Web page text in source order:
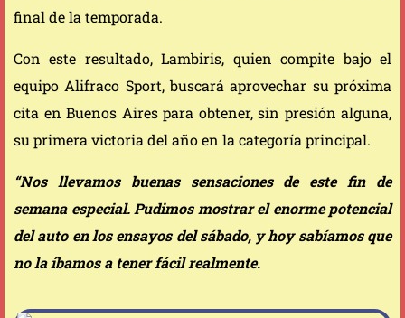
final de la temporada.
Con este resultado, Lambiris, quien compite bajo el
equipo Alifraco Sport, buscará aprovechar su próxima
cita en Buenos Aires para obtener, sin presión alguna,
su primera victoria del año en la categoría principal.
“Nos llevamos buenas sensaciones de este fin de
semana especial. Pudimos mostrar el enorme potencial
del auto en los ensayos del sábado, y hoy sabíamos que
no la íbamos a tener fácil realmente.